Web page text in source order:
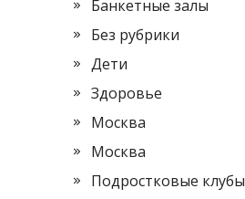
Банкетные залы
Без рубрики
Дети
Здоровье
Москва
Москва
Подростковые клубы